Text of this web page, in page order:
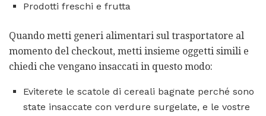
Prodotti freschi e frutta
Quando metti generi alimentari sul trasportatore al
momento del checkout, metti insieme oggetti simili e
chiedi che vengano insaccati in questo modo:
Eviterete le scatole di cereali bagnate perché sono
state insaccate con verdure surgelate, e le vostre